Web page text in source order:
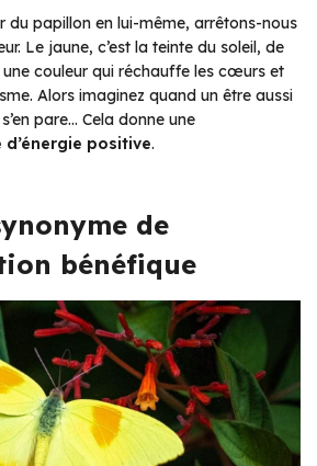
du papillon en lui-même, arrêtons-nous
Le jaune, c’est la teinte du soleil, de
une couleur qui réchauffe les cœurs et
Alors imaginez quand un être aussi
pare… Cela donne une
d’énergie positive.
de
bénéfique